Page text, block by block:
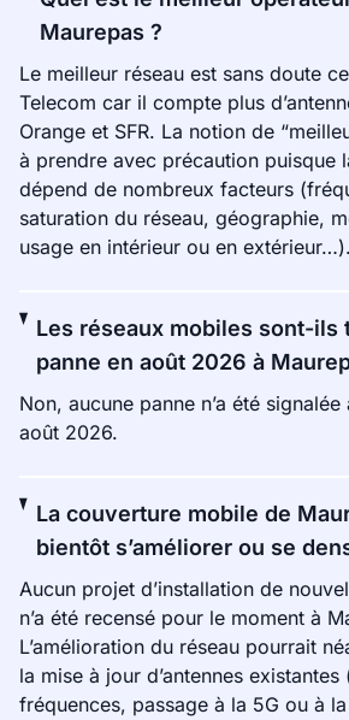
Maurepas ?
Le meilleur réseau est sans doute
Telecom car il compte plus
Orange et SFR. La notion de
à prendre avec précaution puisque
dépend de nombreux facteurs
saturation du réseau, géographie,
usage en intérieur ou en extérieur…).
Les réseaux mobiles sont-ils
panne en août 2026 à
Non, aucune panne n’a été
août 2026.
La couverture mobile de
bientôt s’améliorer ou se
Aucun projet d’installation de
n’a été recensé pour le moment à
L’amélioration du réseau pourrait
la mise à jour d’antennes existantes
fréquences, passage à la 5G ou à